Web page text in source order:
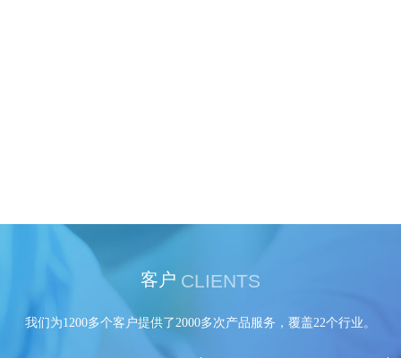
客户 CLIENTS
我们为1200多个客户提供了2000多次产品服务，覆盖22个行业。